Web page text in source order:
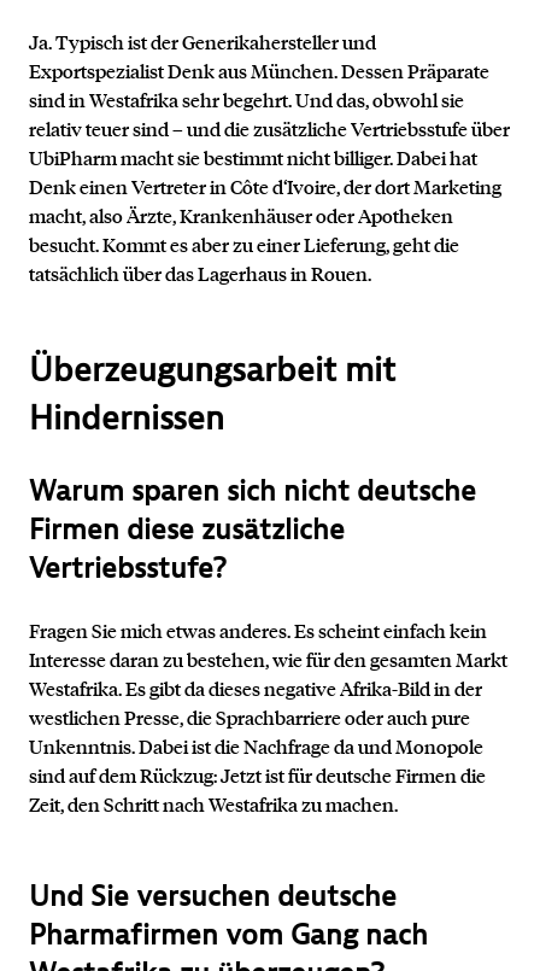
Ja. Typisch ist der Generikahersteller und
Exportspezialist Denk aus München. Dessen Präparate
sind in Westafrika sehr begehrt. Und das, obwohl sie
relativ teuer sind – und die zusätzliche Vertriebsstufe über
UbiPharm macht sie bestimmt nicht billiger. Dabei hat
Denk einen Vertreter in Côte d‘Ivoire, der dort Marketing
macht, also Ärzte, Krankenhäuser oder Apotheken
besucht. Kommt es aber zu einer Lieferung, geht die
tatsächlich über das Lagerhaus in Rouen.
Überzeugungsarbeit mit
Hindernissen
Warum sparen sich nicht deutsche
Firmen diese zusätzliche
Vertriebsstufe?
Fragen Sie mich etwas anderes. Es scheint einfach kein
Interesse daran zu bestehen, wie für den gesamten Markt
Westafrika. Es gibt da dieses negative Afrika-Bild in der
westlichen Presse, die Sprachbarriere oder auch pure
Unkenntnis. Dabei ist die Nachfrage da und Monopole
sind auf dem Rückzug: Jetzt ist für deutsche Firmen die
Zeit, den Schritt nach Westafrika zu machen.
Und Sie versuchen deutsche
Pharmafirmen vom Gang nach
Kontakt